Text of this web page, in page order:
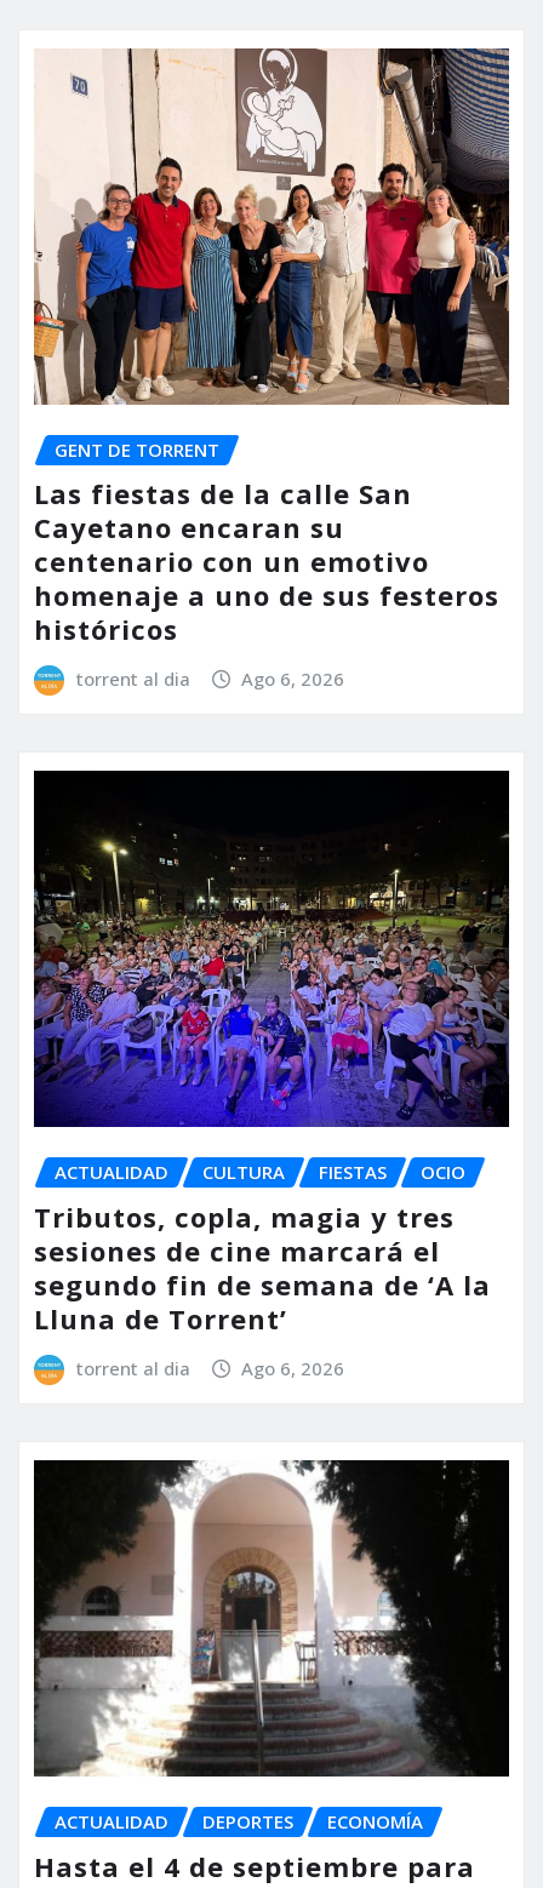
GENT DE TORRENT
Las fiestas de la calle San
Cayetano encaran su
centenario con un emotivo
homenaje a uno de sus festeros
históricos
torrent al dia Ago 6, 2026
ACTUALIDAD CULTURA FIESTAS OCIO
Tributos, copla, magia y tres
sesiones de cine marcará el
segundo fin de semana de ‘A la
Lluna de Torrent’
torrent al dia Ago 6, 2026
ACTUALIDAD DEPORTES ECONOMÍA
Hasta el 4 de septiembre para